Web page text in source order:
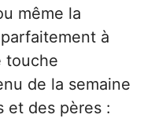
même la
à
touche
de la semaine
et des pères :